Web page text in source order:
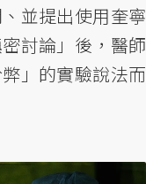
並提出使用奎寧
討論」後，醫師
」的實驗說法而